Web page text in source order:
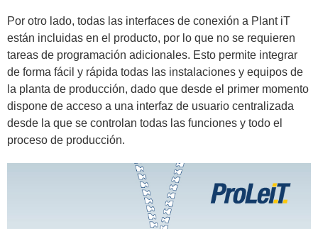
Por otro lado, todas las interfaces de conexión a Plant iT
están incluidas en el producto, por lo que no se requieren
tareas de programación adicionales. Esto permite integrar
de forma fácil y rápida todas las instalaciones y equipos de
la planta de producción, dado que desde el primer momento
dispone de acceso a una interfaz de usuario centralizada
desde la que se controlan todas las funciones y todo el
proceso de producción.